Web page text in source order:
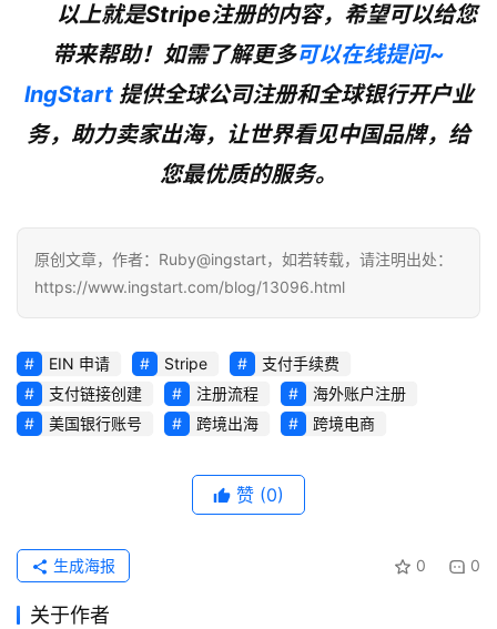
以上就是Stripe注册的内容，希望可以给您
带来帮助！如需了解更多可以在线提问~
lngStart 提供全球公司注册和全球银行开户业
务，助力卖家出海，让世界看见中国品牌，给
您最优质的服务。
原创文章，作者：Ruby@ingstart，如若转载，请注明出处：
https://www.ingstart.com/blog/13096.html
EIN 申请 Stripe
支付手续费
支付链接创建
注册流程
海外账户注册
美国银行账号
跨境出海 跨境电商
赞 (0)
0 0
生成海报
关于作者